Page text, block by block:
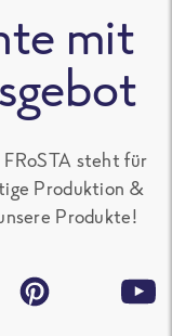
mit
steht für
Produktion &
Produkte!